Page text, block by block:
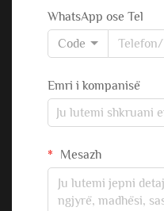
WhatsApp ose Tel
Code
Emri i kompanisë
Mesazh